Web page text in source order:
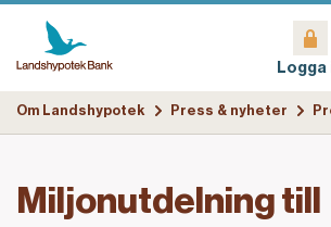
Logga
Om Landshypotek Press & nyheter
Miljonutdelning till